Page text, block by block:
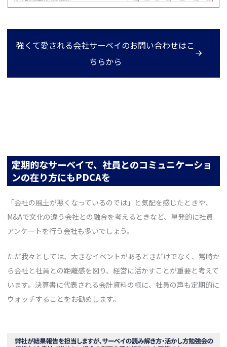
強くて愛される会社サーベイのお問い合わせはこ
ちらから
定期的なサーベイで、社員とのコミュニケーショ
ンの在り方にもPDCAを
「会社の風土が悪くなっているのでは」と気配を感じたときや、
M&Aで文化の違う会社との融合を考えるときなど、単発的に社員
アンケートを行う会社も多いでしょう。
ただ我々としては、大きなイベントがあるときだけでなく、常時か
ら会社と社員との距離感を図り、経営に活かすことが重要と考えて
います。決算書に代表される会計資料の様に、社員の声も定期的に
ウォッチすることをお勧めします。